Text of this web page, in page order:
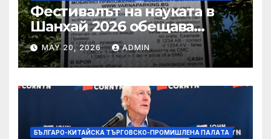
Фестивалът на науката в
Шанхай 2026 обещава
вълнуващи научно-
технологични иновации
MAY 20, 2026 ADMIN
БЪЛГАРО-КИТАЙСКА ТЪРГОВСКО-ПРОМИШЛЕНА ПАЛAТА